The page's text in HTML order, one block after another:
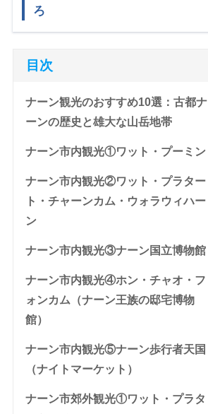
ろ
目次
ナーン観光のおすすめ10選：古都ナ
ーンの歴史と雄大な山岳地帯
ナーン市内観光①ワット・プーミン
ナーン市内観光②ワット・プラター
ト・チャーンカム・ウォラウィハー
ン
ナーン市内観光③ナーン国立博物館
ナーン市内観光④ホン・チャオ・フ
ォンカム（ナーン王族の邸宅博物
館）
ナーン市内観光⑤ナーン歩行者天国
（ナイトマーケット）
ナーン市郊外観光①ワット・プラタ